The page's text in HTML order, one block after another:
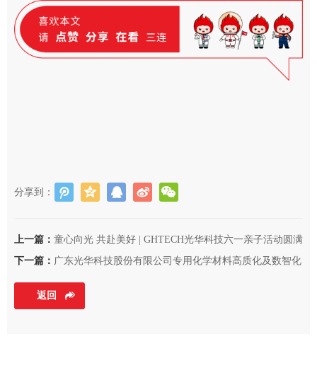
分享到：
上一篇： 童心向光 共赴美好 | GHTECH光华科技六一亲子活动圆满
举行！
下一篇： 广东光华科技股份有限公司专用化学材料高质化及数智化
技术改造项目环境影响评价公众参与信息公开（第一次）
返回